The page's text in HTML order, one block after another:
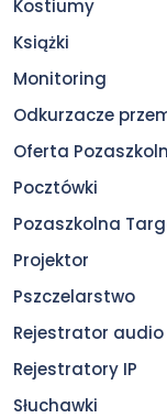
Kostiumy
Książki
Monitoring
Odkurzacze
Oferta
Pocztówki
Pozaszkolna
Projektor
Pszczelarstwo
Rejestrator audio
Rejestratory IP
Słuchawki